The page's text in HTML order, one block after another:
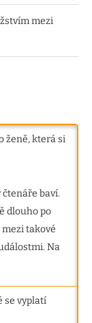
mezi
ženě, která si
baví.
dlouho po
takové
Na
se vyplatí